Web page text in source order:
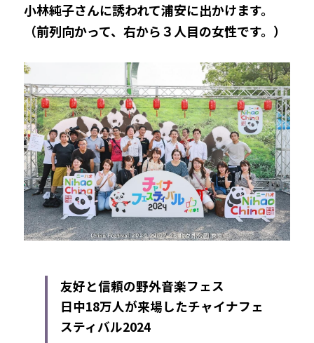
小林純子さんに誘われて浦安に出かけます。
（前列向かって、右から３人目の女性です。）
友好と信頼の野外音楽フェス
日中18万人が来場したチャイナフェ
スティバル2024